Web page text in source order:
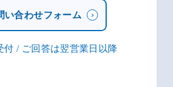
い合わせフォーム
付 / ご回答は翌営業日以降